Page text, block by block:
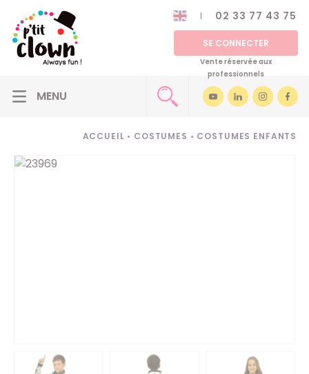
02 33 77 43 75
SE CONNECTER
Vente réservée aux
professionnels
ACCUEIL • COSTUMES • COSTUMES ENFANTS